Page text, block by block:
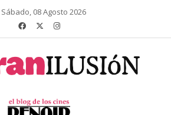
Sábado, 08 Agosto 2026